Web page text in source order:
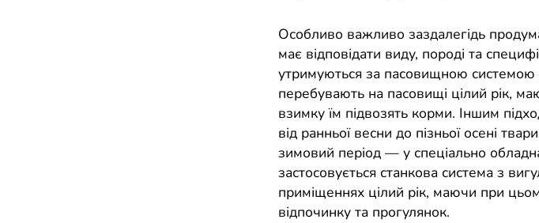
Особливо важливо заздалегідь
має відповідати виду, породі та
утримуються за пасовищною системою
перебувають на пасовищі цілий рік,
взимку їм підвозять корми. Іншим
від ранньої весни до пізньої осені
зимовий період — у спеціально
застосовується станкова система з
приміщеннях цілий рік, маючи при
відпочинку та прогулянок.